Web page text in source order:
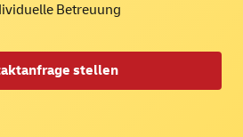
Betreuung
stellen